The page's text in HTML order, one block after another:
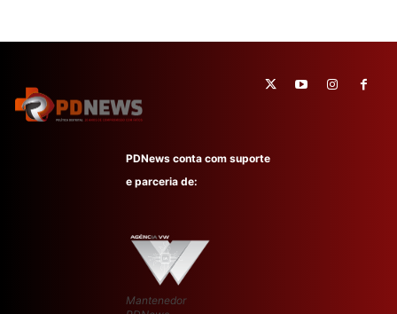
PDNews conta com suporte
e parceria de:
Mantenedor